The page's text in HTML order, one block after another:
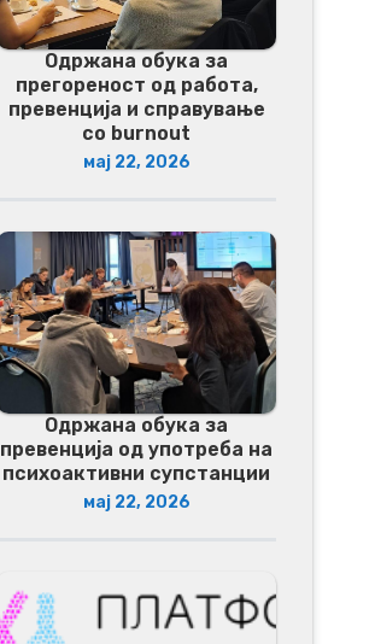
Одржана обука за
прегореност од работа,
превенција и справување
со burnout
мај 22, 2026
Одржана обука за
превенција од употреба на
психоактивни супстанции
мај 22, 2026